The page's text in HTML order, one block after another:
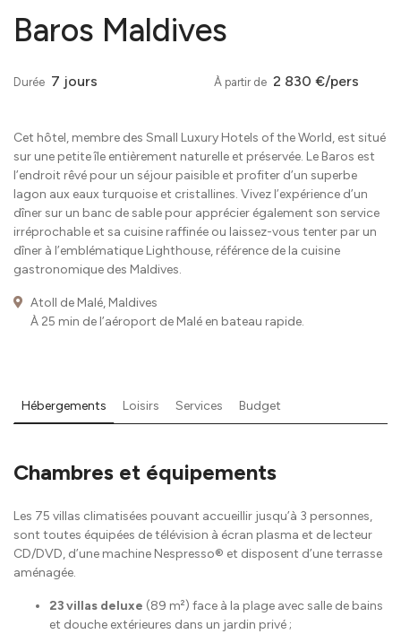
Baros Maldives
Durée 7 jours À partir de 2 830 €/pers
Cet hôtel, membre des Small Luxury Hotels of the World, est situé
sur une petite île entièrement naturelle et préservée. Le Baros est
l’endroit rêvé pour un séjour paisible et profiter d’un superbe
lagon aux eaux turquoise et cristallines. Vivez l’expérience d’un
dîner sur un banc de sable pour apprécier également son service
irréprochable et sa cuisine raffinée ou laissez-vous tenter par un
dîner à l’emblématique Lighthouse, référence de la cuisine
gastronomique des Maldives.
Atoll de Malé, Maldives
À 25 min de l’aéroport de Malé en bateau rapide.
Hébergements Loisirs Services Budget
Chambres et équipements
Les 75 villas climatisées pouvant accueillir jusqu’à 3 personnes,
sont toutes équipées de télévision à écran plasma et de lecteur
CD/DVD, d’une machine Nespresso® et disposent d’une terrasse
aménagée.
23 villas deluxe (89 m²) face à la plage avec salle de bains
et douche extérieures dans un jardin privé ;